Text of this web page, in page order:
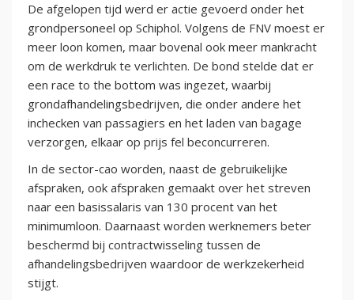
De afgelopen tijd werd er actie gevoerd onder het
grondpersoneel op Schiphol. Volgens de FNV moest er
meer loon komen, maar bovenal ook meer mankracht
om de werkdruk te verlichten. De bond stelde dat er
een race to the bottom was ingezet, waarbij
grondafhandelingsbedrijven, die onder andere het
inchecken van passagiers en het laden van bagage
verzorgen, elkaar op prijs fel beconcurreren.
In de sector-cao worden, naast de gebruikelijke
afspraken, ook afspraken gemaakt over het streven
naar een basissalaris van 130 procent van het
minimumloon. Daarnaast worden werknemers beter
beschermd bij contractwisseling tussen de
afhandelingsbedrijven waardoor de werkzekerheid
stijgt.